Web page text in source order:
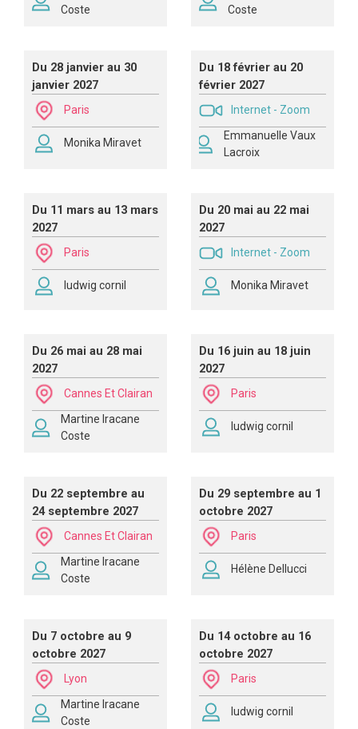
Coste
Coste
Du 28 janvier au 30
janvier 2027
Paris
Monika Miravet
Du 18 février au 20
février 2027
Internet - Zoom
Emmanuelle Vaux
Lacroix
Du 11 mars au 13 mars
2027
Paris
ludwig cornil
Du 20 mai au 22 mai
2027
Internet - Zoom
Monika Miravet
Du 26 mai au 28 mai
2027
Cannes Et Clairan
Martine Iracane
Coste
Du 16 juin au 18 juin
2027
Paris
ludwig cornil
Du 22 septembre au
24 septembre 2027
Cannes Et Clairan
Martine Iracane
Coste
Du 29 septembre au 1
octobre 2027
Paris
Hélène Dellucci
Du 7 octobre au 9
octobre 2027
Lyon
Martine Iracane
Coste
Du 14 octobre au 16
octobre 2027
Paris
ludwig cornil